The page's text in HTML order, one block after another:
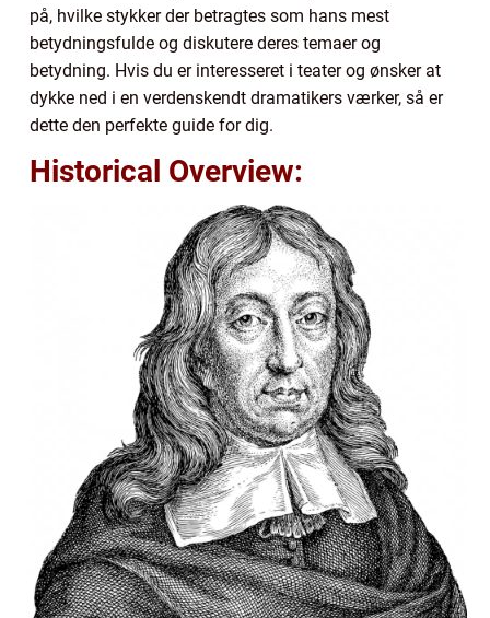
på, hvilke stykker der betragtes som hans mest
betydningsfulde og diskutere deres temaer og
betydning. Hvis du er interesseret i teater og ønsker at
dykke ned i en verdenskendt dramatikers værker, så er
dette den perfekte guide for dig.
Historical Overview: